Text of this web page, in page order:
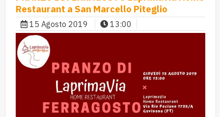
Restaurant a San Marcello Piteglio
15 Agosto 2019 13:00